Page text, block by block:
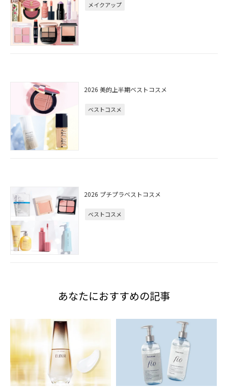
メイクアップ
2026 美的上半期ベストコスメ
ベストコスメ
2026 プチプラベストコスメ
ベストコスメ
あなたにおすすめの記事